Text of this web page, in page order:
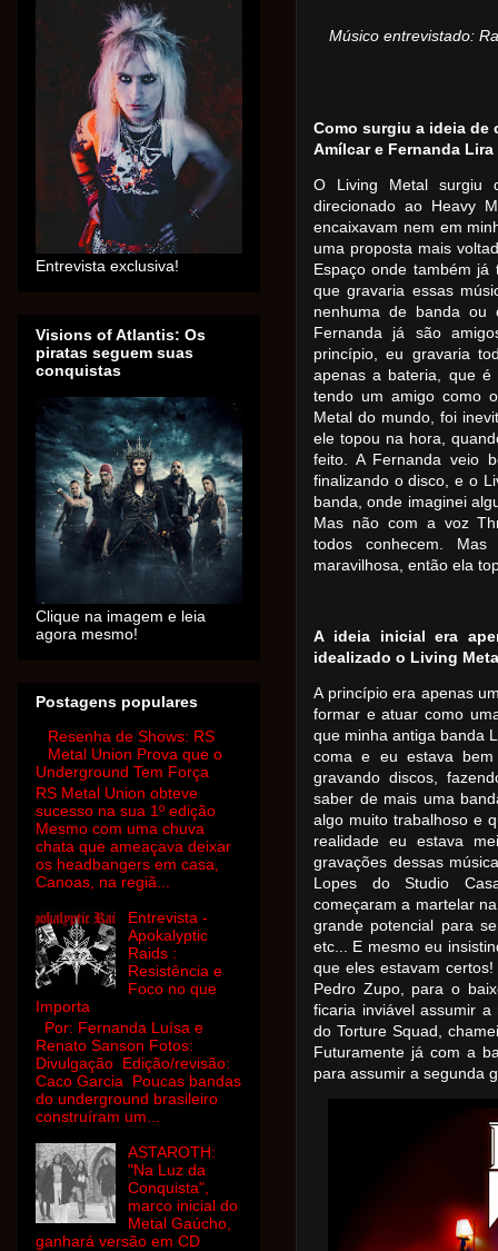
Músico entrevistado:
Como surgiu a ideia de
Amílcar e Fernanda
O Living Metal surgiu
direcionado ao Heavy
encaixavam nem em
uma proposta mais
Espaço onde também
que gravaria essas
nenhuma de banda ou
Fernanda já são
princípio, eu gravaria
apenas a bateria, que é
tendo um amigo como
Metal do mundo, foi
ele topou na hora,
feito. A Fernanda veio
finalizando o disco, e o
banda, onde imaginei
Mas não com a voz
todos conhecem.
maravilhosa, então ela
A ideia inicial era
idealizado o Living
A princípio era apenas
formar e atuar como
que minha antiga banda
coma e eu estava
gravando discos,
saber de mais uma
algo muito trabalhoso e
realidade eu estava
gravações dessas
Lopes do Studio
começaram a martelar
grande potencial para
etc... E mesmo eu
que eles estavam
Pedro Zupo, para o
ficaria inviável assumir
do Torture Squad,
Futuramente já com a
para assumir a segunda
Entrevista exclusiva!
Visions of Atlantis: Os
piratas seguem suas
conquistas
Clique na imagem e leia
agora mesmo!
Postagens populares
Resenha de Shows: RS
Metal Union Prova que o
Underground Tem Força
RS Metal Union obteve
sucesso na sua 1º edição
Mesmo com uma chuva
chata que ameaçava deixar
os headbangers em casa,
Canoas, na regiã...
Entrevista -
Apokalyptic
Raids :
Resistência e
Foco no que
Importa
Por: Fernanda Luísa e
Renato Sanson Fotos:
Divulgação Edição/revisão:
Caco Garcia Poucas bandas
do underground brasileiro
construíram um...
ASTAROTH:
"Na Luz da
Conquista",
marco inicial do
Metal Gaúcho,
ganhará versão em CD